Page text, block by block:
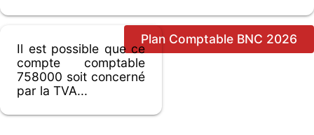
Plan Comptable BNC 2026
Il est possible que ce
compte comptable
758000 soit concerné
par la TVA...